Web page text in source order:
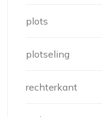
plots
plotseling
rechterkant